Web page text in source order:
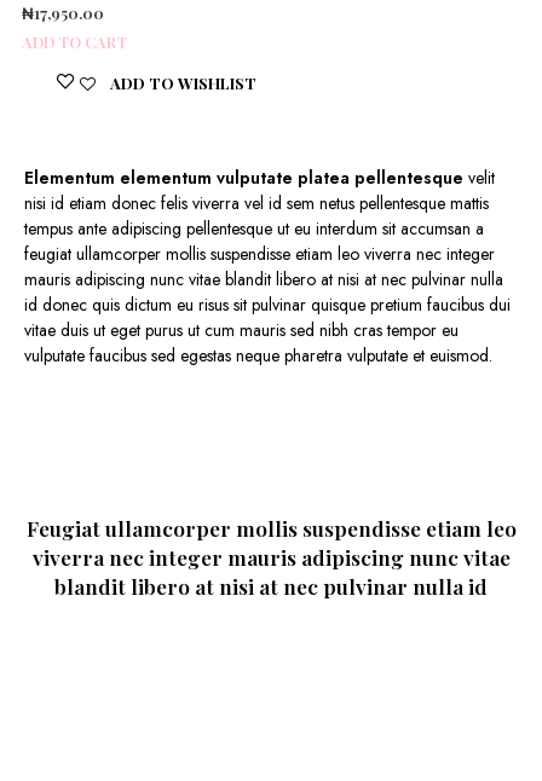
₦17,950.00
ADD TO CART
ADD TO WISHLIST
Elementum elementum vulputate platea pellentesque velit
nisi id etiam donec felis viverra vel id sem netus pellentesque mattis
tempus ante adipiscing pellentesque ut eu interdum sit accumsan a
feugiat ullamcorper mollis suspendisse etiam leo viverra nec integer
mauris adipiscing nunc vitae blandit libero at nisi at nec pulvinar nulla
id donec quis dictum eu risus sit pulvinar quisque pretium faucibus dui
vitae duis ut eget purus ut cum mauris sed nibh cras tempor eu
vulputate faucibus sed egestas neque pharetra vulputate et euismod.
Feugiat ullamcorper mollis suspendisse etiam leo
viverra nec integer mauris adipiscing nunc vitae
blandit libero at nisi at nec pulvinar nulla id